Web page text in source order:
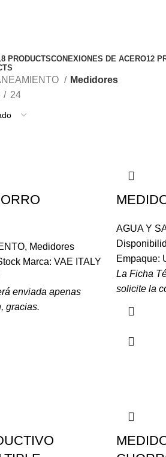
PRODUCTSCONEXIONES DE ACERO12
Medidores
24
, Medidores
Marca: VAE ITALY
enviada apenas
gracias.
AGUA Y
Empaque:
La Ficha
solicite la